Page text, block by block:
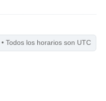
• Todos los horarios son UTC